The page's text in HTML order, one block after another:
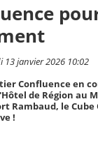
13 janvier 2026 10:02
Confluence en
de Région au
Rambaud, le Cube
!